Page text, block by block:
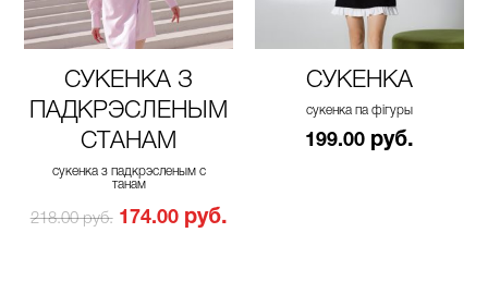
СУКЕНКА З
ПАДКРЭСЛЕНЫМ
СТАНАМ
сукенка з падкрэсленым с
танам
218.00 руб. 174.00 руб.
СУКЕНКА
сукенка па фігуры
199.00 руб.